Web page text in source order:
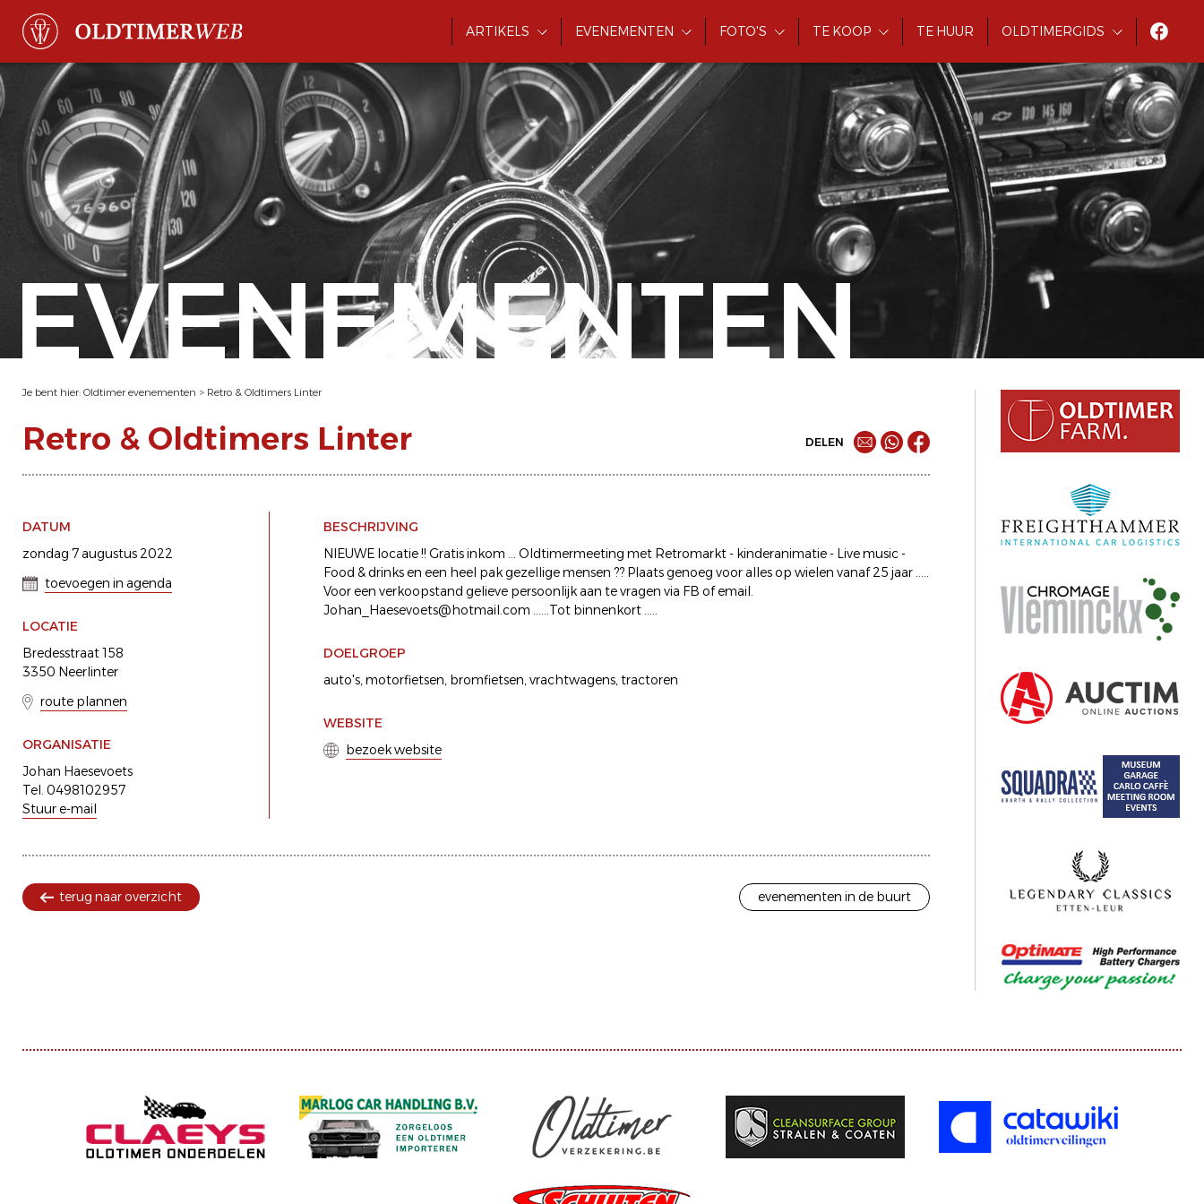
ARTIKELS EVENEMENTEN FOTO'S TE KOOP TE HUUR OLDTIMERGIDS
EVENEMENTEN
Je bent hier: Oldtimer evenementen > Retro & Oldtimers Linter
Retro & Oldtimers Linter DELEN
DATUM
zondag 7 augustus 2022
toevoegen in agenda
LOCATIE
Bredesstraat 158
3350 Neerlinter
route plannen
ORGANISATIE
Johan Haesevoets
Tel. 0498102957
Stuur e-mail
BESCHRIJVING
NIEUWE locatie !! Gratis inkom ... Oldtimermeeting met Retromarkt - kinderanimatie - Live music -
Food & drinks en een heel pak gezellige mensen ?? Plaats genoeg voor alles op wielen vanaf 25 jaar .....
Voor een verkoopstand gelieve persoonlijk aan te vragen via FB of email.
Johan_Haesevoets@hotmail.com ......Tot binnenkort .....
DOELGROEP
auto's motorfietsen bromfietsen vrachtwagens tractoren
WEBSITE
bezoek website
terug naar overzicht evenementen in de buurt